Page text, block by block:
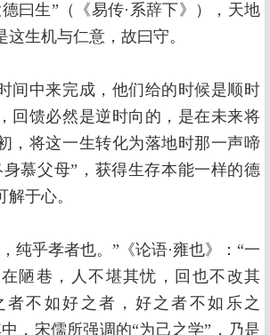
曰生”（《易传·系辞下》），天地
生机与仁意，故曰守。
间中来完成，他们给的时候是顺时
回馈必然是逆时向的，是在未来将
，将这一生转化为落地时那一声啼
慕父母”，获得生存本能一样的德
于心。
纯乎孝者也。”《论语·雍也》：“一
陋巷，人不堪其忧，回也不改其
者不如好之者，好之者不如乐之
，宋儒所强调的“为己之学”，乃是